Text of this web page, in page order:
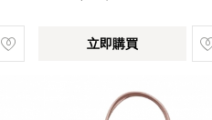
立即購買